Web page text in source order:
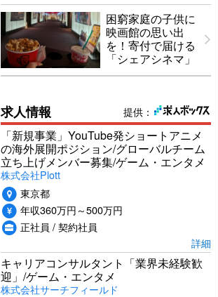
困窮家庭の子供に
映画館の思い出
を！寄付で届ける
「シェアシネマ」
提供：
求人情報
「新規事業」YouTube発ショートアニメ
の海外展開ポジション/グローバルチーム
立ち上げメンバー募集/ゲーム・エンタメ
株式会社Plott
東京都
年収360万円～500万円
正社員 / 契約社員
詳細
キャリアコンサルタント「業界未経験歓
迎」/ゲーム・エンタメ
株式会社サーチフィールド